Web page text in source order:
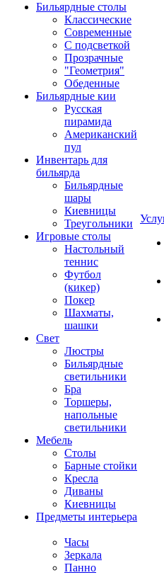
Бильярдные столы
Классические
Современные
С подсветкой
Прозрачные
"Геометрия"
Обеденные
Бильярдные кии
Русская
пирамида
Американский
пул
Инвентарь для
бильярда
Бильярдные
шары
Киевницы
Треугольники
Игровые столы
Настольный
теннис
Футбол
(кикер)
Покер
Шахматы,
шашки
Свет
Люстры
Бильярдные
светильники
Бра
Торшеры,
напольные
светильники
Мебель
Столы
Барные стойки
Кресла
Диваны
Киевницы
Предметы интерьера
Часы
Зеркала
Панно